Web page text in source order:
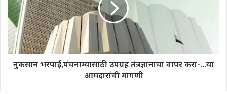
नुकसान भरपाई,पंचनाम्यासाठी उपग्रह तंत्रज्ञानाचा वापर करा-...या
आमदारांची मागणी